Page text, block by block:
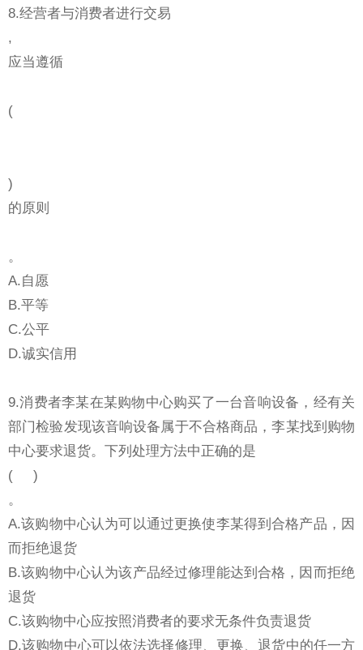
8.经营者与消费者进行交易
,
应当遵循
(
)
的原则
。
A.自愿
B.平等
C.公平
D.诚实信用
9.消费者李某在某购物中心购买了一台音响设备，经有关
部门检验发现该音响设备属于不合格商品，李某找到购物
中心要求退货。下列处理方法中正确的是
( )
。
A.该购物中心认为可以通过更换使李某得到合格产品，因
而拒绝退货
B.该购物中心认为该产品经过修理能达到合格，因而拒绝
退货
C.该购物中心应按照消费者的要求无条件负责退货
D.该购物中心可以依法选择修理、更换、退货中的任一方